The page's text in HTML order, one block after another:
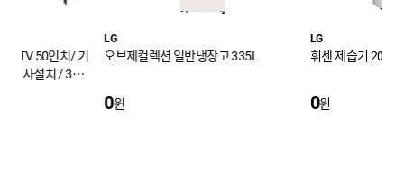
고 335L
LG
휘센 제습기 20L
0원
삼성
삼탠바이미 32인
0원